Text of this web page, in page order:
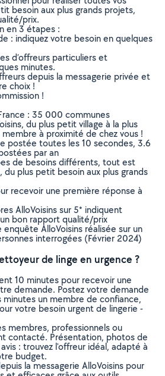
besoin aux plus grands projets,
prix.
en 3 étapes :
: indiquez votre besoin en quelques
d’offreurs particuliers et
minutes.
depuis la messagerie privée et
choix !
!
: 35 000 communes
du plus petit village à la plus
à proximité de chez vous !
postée toutes les 10 secondes, 3.6
par an
de besoins différents, tout est
du plus petit besoin aux plus grands
recevoir une première réponse à
AlloVoisins sur 5* indiquent
bon rapport qualité/prix
enquête AlloVoisins réalisée sur un
interrogées (Février 2024)
de linge en urgence ?
10 minutes pour recevoir une
demande. Postez votre demande
un membre de confiance,
votre besoin urgent de lingerie -
membres, professionnels ou
contacté. Présentation, photos de
: trouvez l'offreur idéal, adapté à
budget.
la messagerie AlloVoisins pour